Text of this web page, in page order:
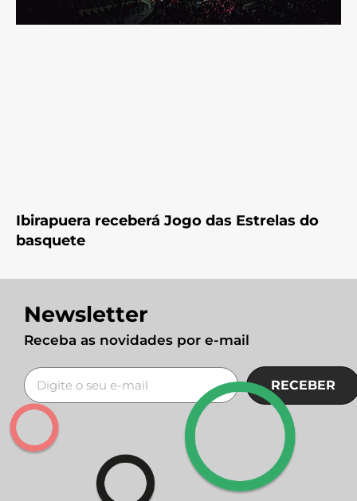
Ibirapuera receberá Jogo das Estrelas do
basquete
Newsletter
Receba as novidades por e-mail
RECEBER